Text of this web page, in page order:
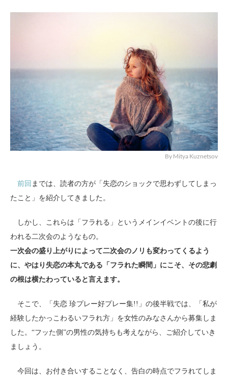
By Mitya Kuznetsov
前回 までは、読者の方が「失恋のショックで思わずしてしまっ
たこと」を紹介してきました。
しかし、これらは「フラれる」というメインイベントの後に行
われる二次会のようなもの。
一次会の盛り上がりによって二次会のノリも変わってくるよう
に、やはり失恋の本丸である「フラれた瞬間」にこそ、その悲劇
の根は横たわっていると言えます。
そこで、「失恋 珍プレー好プレー集!!」の後半戦では、「私が
経験したかっこわるいフラれ方」を女性のみなさんから募集しま
した。“フッた側”の男性の気持ちも考えながら、ご紹介していき
ましょう。
今回は、お付き合いすることなく、告白の時点でフラれてしま